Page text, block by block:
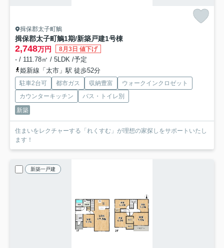
揖保郡太子町鵤
揖保郡太子町鵤1期/新築戸建1号棟
2,748万円 8月3日 値下げ
- / 111.78㎡ / 5LDK /予定
姫新線「太市」駅 徒歩52分
駐車2台可 都市ガス 収納豊富
ウォークインクロゼット
カウンターキッチン
バス・トイレ別
新築
住まいをレクチャーする「れくすむ」が理想の家探しをサポートいたし
ます！
新築一戸建